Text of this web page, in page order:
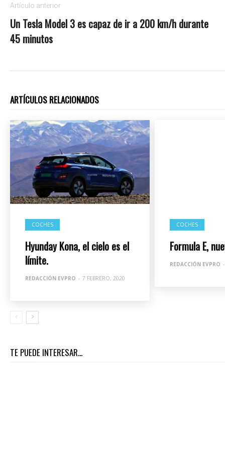
Artículo anterior
Un Tesla Model 3 es capaz de ir a 200 km/h durante
45 minutos
ARTÍCULOS RELACIONADOS
COCHES
Hyunday Kona, el cielo es el
límite.
REDACCIÓN EVPRO - 7 FEBRERO, 2020
COCHES
Formula E,
REDACCIÓN EVPRO -
TE PUEDE INTERESAR...